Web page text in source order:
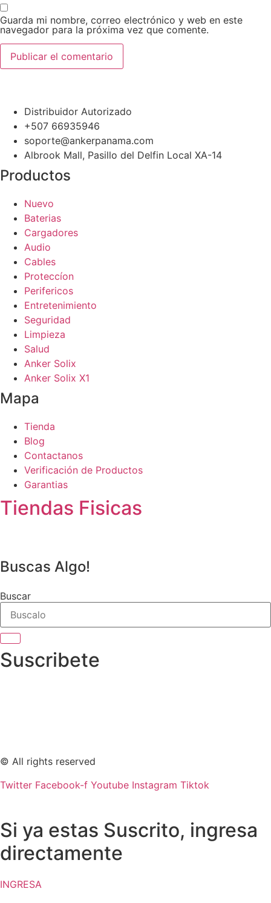
Guarda mi nombre, correo electrónico y web en este
navegador para la próxima vez que comente.
Distribuidor Autorizado
+507 66935946
soporte@ankerpanama.com
Albrook Mall, Pasillo del Delfin Local XA-14
Productos
Nuevo
Baterias
Cargadores
Audio
Cables
Proteccíon
Perifericos
Entretenimiento
Seguridad
Limpieza
Salud
Anker Solix
Anker Solix X1
Mapa
Tienda
Blog
Contactanos
Verificación de Productos
Garantias
Tiendas Fisicas
Buscas Algo!
Buscar
Suscribete
© All rights reserved
Twitter Facebook-f Youtube Instagram Tiktok
Si ya estas Suscrito, ingresa
directamente
INGRESA